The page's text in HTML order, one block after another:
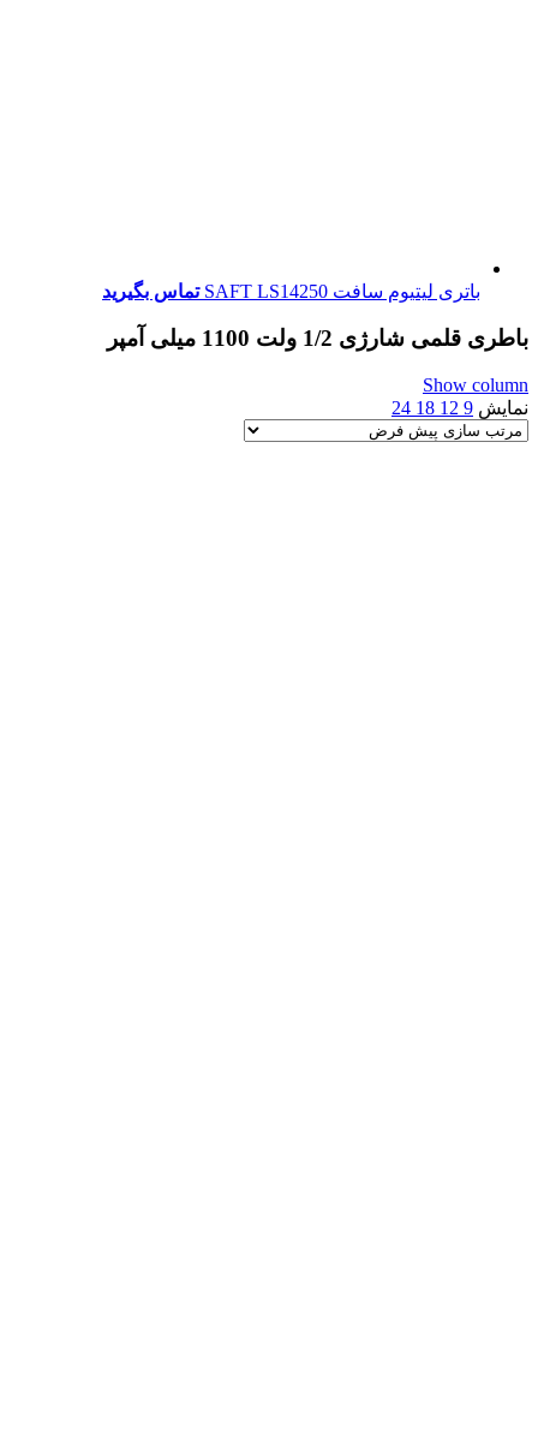
باتری لیتیوم سافت SAFT LS14250 تماس بگیرید
باطری قلمی شارژی 1/2 ولت 1100 میلی آمپر
Show column
نمایش 9
12
18
24